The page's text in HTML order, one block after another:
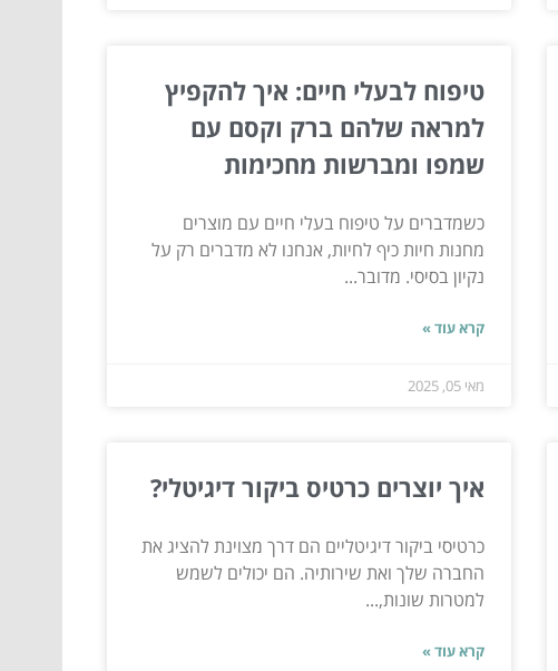
טיפוח לבעלי חיים: איך להקפיץ
למראה שלהם ברק וקסם עם
שמפו ומברשות מחכימות
כשמדברים על טיפוח בעלי חיים עם מוצרים
מחנות חיות כיף לחיות, אנחנו לא מדברים רק על
נקיון בסיסי. מדובר...
קרא עוד »
מאי 05, 2025
איך יוצרים כרטיס ביקור דיגיטלי?
כרטיסי ביקור דיגיטליים הם דרך מצוינת להציג את
החברה שלך ואת שירותיה. הם יכולים לשמש
למטרות שונות,...
קרא עוד »